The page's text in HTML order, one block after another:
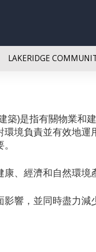
LAKERIDGE
)是指有關物業和
境負責並有效地運
、經濟和自然環境
響，並同時盡力減